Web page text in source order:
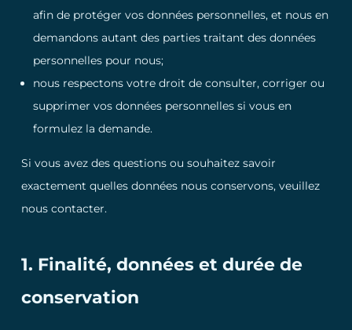
afin de protéger vos données personnelles, et nous en
demandons autant des parties traitant des données
personnelles pour nous;
nous respectons votre droit de consulter, corriger ou
supprimer vos données personnelles si vous en
formulez la demande.
Si vous avez des questions ou souhaitez savoir
exactement quelles données nous conservons, veuillez
nous contacter.
1. Finalité, données et durée de
conservation